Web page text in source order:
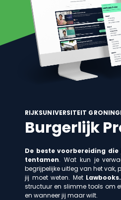
RIJKSUNIVERSITEIT
Burgerlijk
De beste voorbereiding
tentamen. Wat kun je
begrijpelijke uitleg van het vak,
jij moet weten. Met
structuur en slimme tools om
en wanneer jij maar wilt.